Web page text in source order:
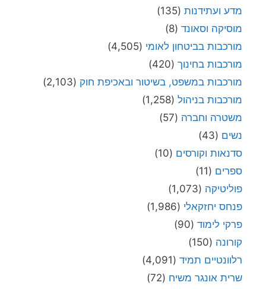
מדע ועתידנות (135)
מוסיקה וסאונד (8)
מורכבות בביטחון לאומי (4,505)
מורכבות בחינוך (420)
מורכבות במשפט, בשיטור ובאכיפת חוק (2,103)
מורכבות בניהול (1,258)
משטרה וחברה (57)
נשים (43)
סדנאות וקורסים (10)
ספרים (11)
פוליטיקה (1,073)
פנחס יחזקאלי (1,986)
פרקי לימוד (90)
קורונה (150)
רלוונטיים תמיד (4,091)
שרית אונגר משיח (72)